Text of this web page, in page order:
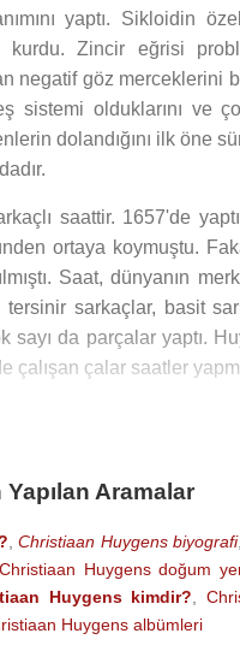
yaptı. Sikloidin
kurdu. Zincir eğrisi
negatif göz merceklerini
sistemi olduklarını
dolandığını ilk öne
saattir. 1657'de
ortaya koymuştu.
Saat, dünyanın
sarkaçlar, basit
sayı da parçalar yaptı.
çalışan çalar saatler
ve buradaki koyu
Huygens, Mars
ilgili çizimlerde
eylemsizlik
yazdığı kitap, 1678
ve kuramlar geliştirdi.
Aramalar
Christiaan Huygens biyografi,
Christiaan Huygens doğum
Huygens kimdir?
Huygens albümleri